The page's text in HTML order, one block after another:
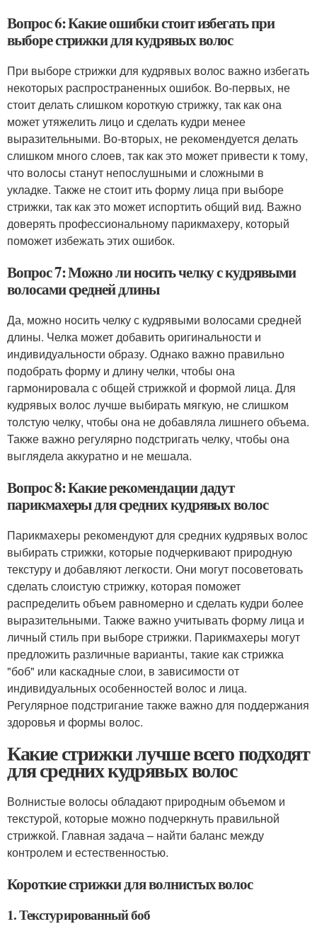
Вопрос 6: Какие ошибки стоит избегать при
выборе стрижки для кудрявых волос
При выборе стрижки для кудрявых волос важно избегать
некоторых распространенных ошибок. Во-первых, не
стоит делать слишком короткую стрижку, так как она
может утяжелить лицо и сделать кудри менее
выразительными. Во-вторых, не рекомендуется делать
слишком много слоев, так как это может привести к тому,
что волосы станут непослушными и сложными в
укладке. Также не стоит ить форму лица при выборе
стрижки, так как это может испортить общий вид. Важно
доверять профессиональному парикмахеру, который
поможет избежать этих ошибок.
Вопрос 7: Можно ли носить челку с кудрявыми
волосами средней длины
Да, можно носить челку с кудрявыми волосами средней
длины. Челка может добавить оригинальности и
индивидуальности образу. Однако важно правильно
подобрать форму и длину челки, чтобы она
гармонировала с общей стрижкой и формой лица. Для
кудрявых волос лучше выбирать мягкую, не слишком
толстую челку, чтобы она не добавляла лишнего объема.
Также важно регулярно подстригать челку, чтобы она
выглядела аккуратно и не мешала.
Вопрос 8: Какие рекомендации дадут
парикмахеры для средних кудрявых волос
Парикмахеры рекомендуют для средних кудрявых волос
выбирать стрижки, которые подчеркивают природную
текстуру и добавляют легкости. Они могут посоветовать
сделать слоистую стрижку, которая поможет
распределить объем равномерно и сделать кудри более
выразительными. Также важно учитывать форму лица и
личный стиль при выборе стрижки. Парикмахеры могут
предложить различные варианты, такие как стрижка
"боб" или каскадные слои, в зависимости от
индивидуальных особенностей волос и лица.
Регулярное подстригание также важно для поддержания
здоровья и формы волос.
Какие стрижки лучше всего подходят
для средних кудрявых волос
Волнистые волосы обладают природным объемом и
текстурой, которые можно подчеркнуть правильной
стрижкой. Главная задача – найти баланс между
контролем и естественностью.
Короткие стрижки для волнистых волос
1. Текстурированный боб